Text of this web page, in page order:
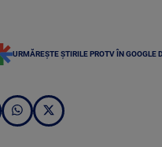
URMĂREȘTE ȘTIRILE PROTV ÎN GOOGLE